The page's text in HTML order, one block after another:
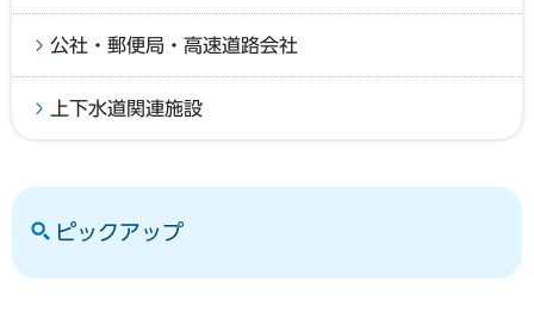
公社・郵便局・高速道路会社
上下水道関連施設
ピックアップ